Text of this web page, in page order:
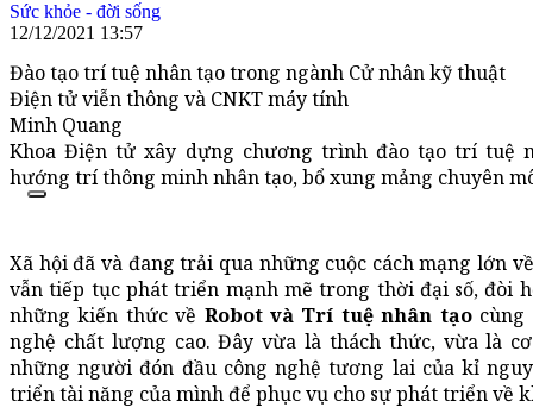
Sức khỏe - đời sống
12/12/2021 13:57
Đào tạo trí tuệ nhân tạo trong ngành Cử nhân kỹ thuật
Điện tử viễn thông và CNKT máy tính
Minh Quang
Khoa Điện tử xây dựng chương trình đào tạo trí tuệ
hướng trí thông minh nhân tạo, bổ xung mảng chuyên
Xã hội đã và đang trải qua những cuộc cách mạng lớn
vẫn tiếp tục phát triển mạnh mẽ trong thời đại số, đòi
những kiến thức về Robot và Trí tuệ nhân tạocùng
nghệ chất lượng cao. Đây vừa là thách thức, vừa là
những người đón đầu công nghệ tương lai của kỉ
triển tài năng của mình để phục vụ cho sự phát triển về